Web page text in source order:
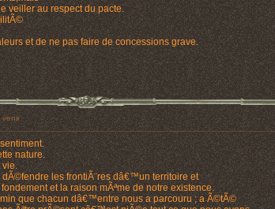
veiller au respect du pacte.
et de ne pas faire de concessions grave.
nature.
vie.
les frontiÃ¨res dâ€™un territoire et
et la raison mÃªme de notre existence.
que chacun dâ€™entre nous a parcouru ; a Ã©tÃ©